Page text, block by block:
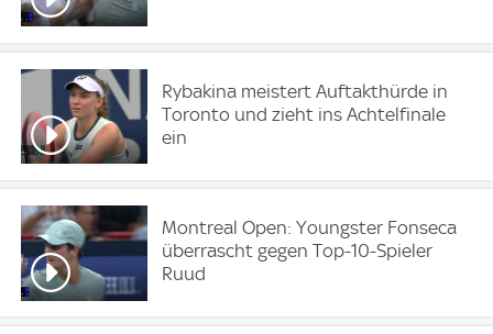
Rybakina meistert Auftakthürde in
Toronto und zieht ins Achtelfinale
ein
Montreal Open: Youngster Fonseca
überrascht gegen Top-10-Spieler
Ruud